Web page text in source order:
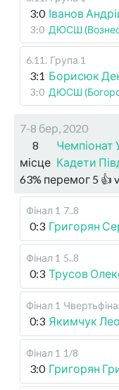
3:0 Іванов
3:0 ДЮСШ
6.11 . Група 1
3:1 Борисюк
3:0 ДЮСШ
7-8 бер, 2020
8
місце
Чемпіонат
Кадети
63% перемог 5 👍
Фінал 1 7..8
0:3 Григорян
Фінал 1 5..8
0:3 Трусов
Фінал 1
0:3 Якимчук
Фінал 1 1/8
3:0 Григорян